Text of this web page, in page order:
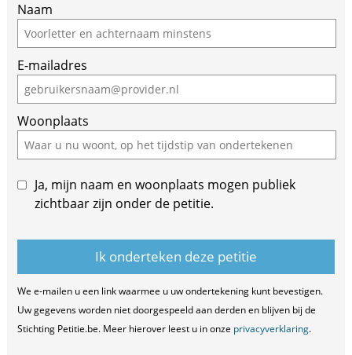
If
you
are
a
human,
ignore
this
field
Naam
E-mailadres
Woonplaats
Ja, mijn naam en woonplaats mogen publiek
zichtbaar zijn onder de petitie.
We e-mailen u een link waarmee u uw ondertekening kunt bevestigen.
Uw gegevens worden niet doorgespeeld aan derden en blijven bij de
Stichting Petitie.be. Meer hierover leest u in onze privacyverklaring.